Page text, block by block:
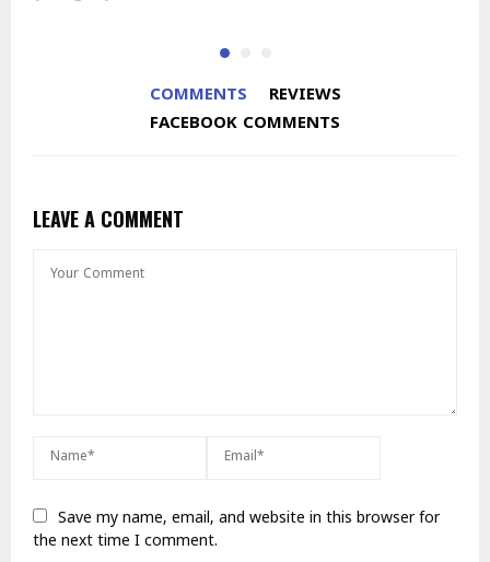
COMMENTS
REVIEWS
FACEBOOK COMMENTS
LEAVE A COMMENT
Save my name, email, and website in this browser for
the next time I comment.